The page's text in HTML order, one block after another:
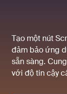
Tạo một nút
đảm bảo ứng
sẵn sàng.
với độ tin cậy